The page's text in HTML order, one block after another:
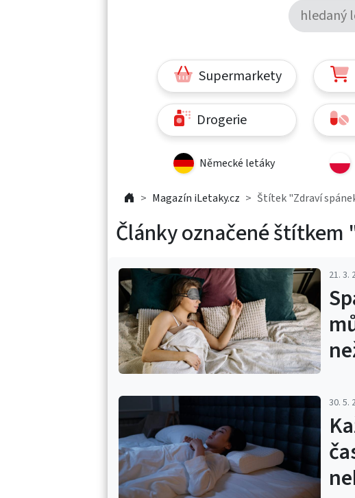
Supermarkety
Drogerie
Německé letáky
Magazín iLetaky.cz Štítek "Zdraví
Články označené štítkem
21. 3.
30. 5.